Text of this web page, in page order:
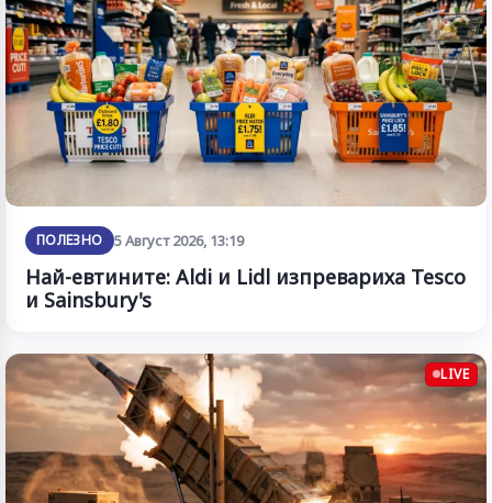
ПОЛЕЗНО 5 Август 2026, 13:19
Най-евтините: Aldi и Lidl изпревариха Tesco
и Sainsbury's
LIVE